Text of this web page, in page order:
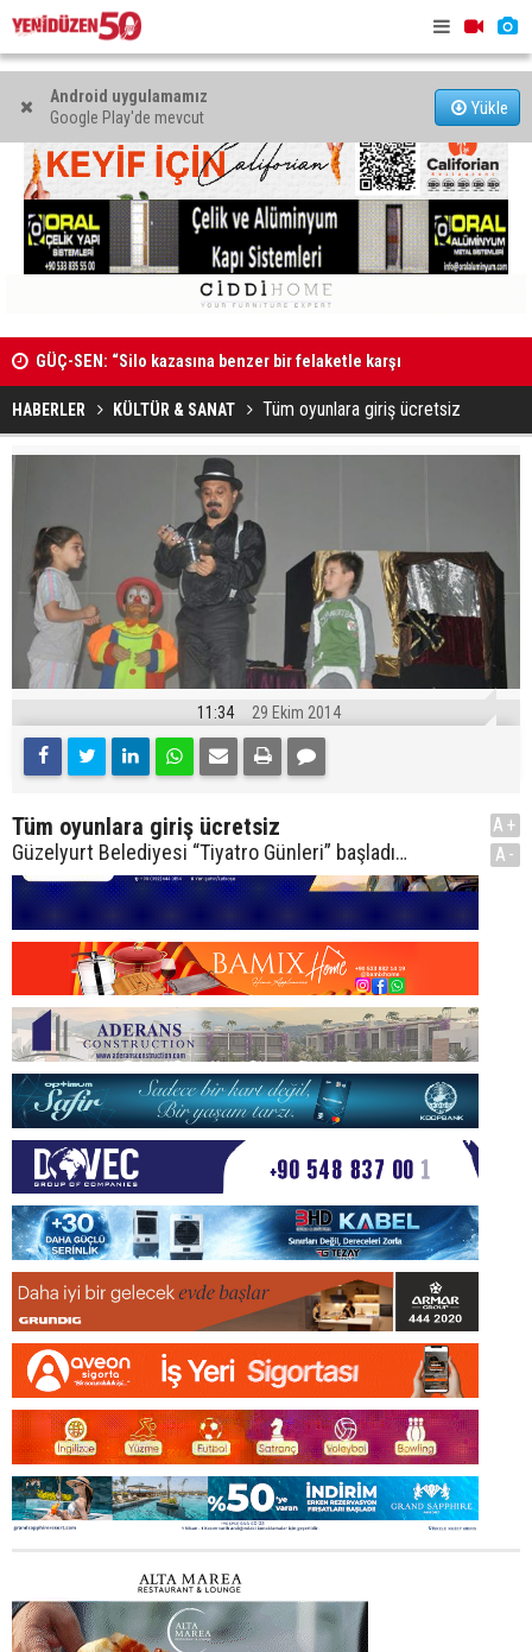
Android uygulamamız
Google Play'de mevcut
Yükle
GÜÇ-SEN: “Silo kazasına benzer bir felaketle karşı
karşıya kalınmaması adına harekete geçtik
MAHKEME İLANI
açtı
HABERLER KÜLTÜR & SANAT Tüm oyunlara giriş ücretsiz
11:34 29 Ekim 2014
Tüm oyunlara giriş ücretsiz
Güzelyurt Belediyesi “Tiyatro Günleri” başladı…
A+
A-